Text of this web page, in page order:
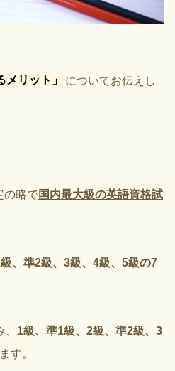
メリット」
についてお伝えし
の略で国内最大級の英語資格試
、準2級、3級、4級、5級の7
1級、準1級、2級、準2級、3
す。